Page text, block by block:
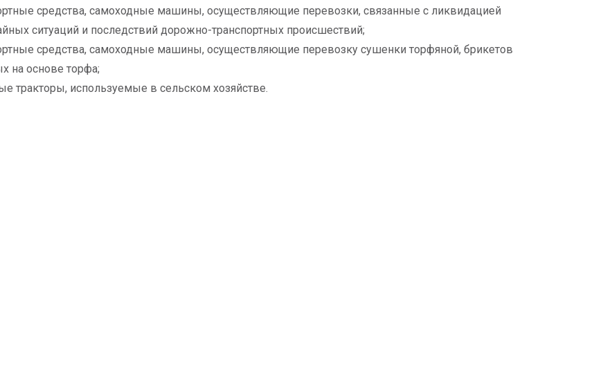
средства, самоходные машины, осуществляющие перевозки, связанные с ликвидацией
ситуаций и последствий дорожно-транспортных происшествий;
средства, самоходные машины, осуществляющие перевозку сушенки торфяной, брикетов
на основе торфа;
тракторы, используемые в сельском хозяйстве.